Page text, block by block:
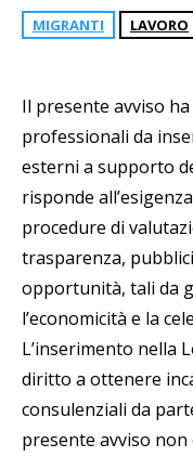
MIGRANTI LAVORO
Il presente avviso
professionali da
esterni a supporto
risponde
procedure di
trasparenza,
opportunità, tali da
l’economicità e la
L’inserimento nella
diritto a ottenere
consulenziali da
presente avviso non